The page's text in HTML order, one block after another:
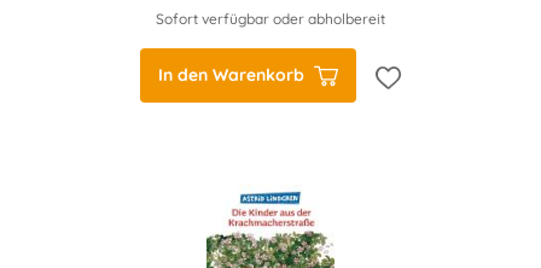
Sofort verfügbar oder abholbereit
In den Warenkorb